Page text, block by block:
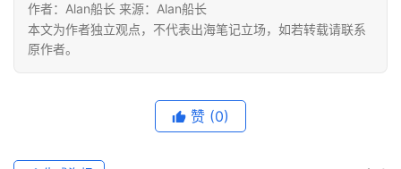
作者：Alan船长 来源：Alan船长
本文为作者独立观点，不代表出海笔记立场，如若转载请联系
原作者。
赞 (0)